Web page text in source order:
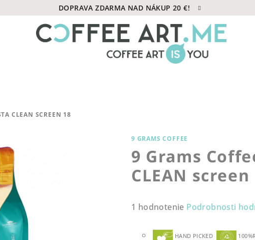
DOPRAVA ZDARMA NAD NÁKUP 20 €!
CLEAN SCREEN 18
9 GRAMS COFFEE
9 Grams
CLEAN screen
Priemerné
produktu
1 hodnotenie Podrobnosti
HAND PICKED